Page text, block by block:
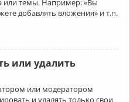
добавлять вложения» и т.п.
или удалить
или модератором
и удалять только свои